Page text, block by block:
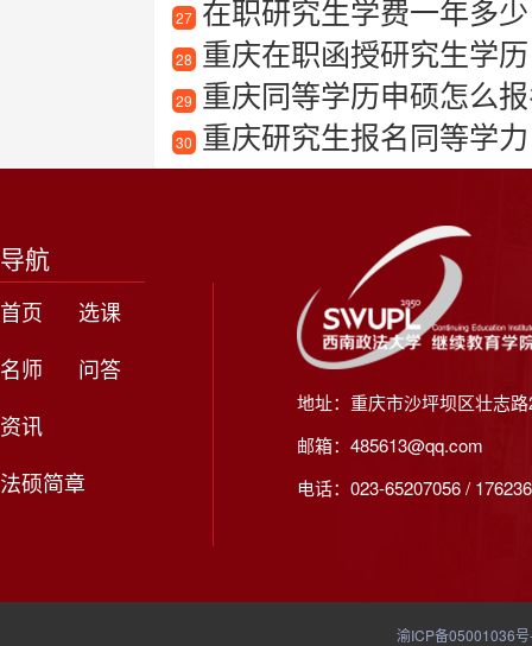
27 在职研究生学费一年多少
28 重庆在职函授研究生学历
29 重庆同等学历申硕怎么
30 重庆研究生报名同等学力
导航
首页
选课
名师
问答
资讯
法硕简章
地址：重庆市沙坪坝区壮志
邮箱：485613@qq.com
电话：023-65207056 /
渝ICP备05001036